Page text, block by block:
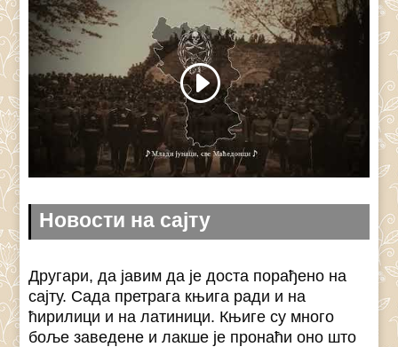
Новости на сајту
Другари, да јавим да је доста порађено на
сајту. Сада претрага књига ради и на
ћирилици и на латиници. Књиге су много
боље заведене и лакше је пронаћи оно што